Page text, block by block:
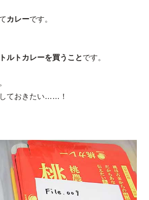
カレーです。
ルトカレーを買うことです。
ておきたい……！